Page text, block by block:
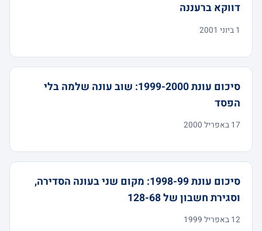
דווקא ברעננה
1 ביוני 2001
סיכום עונת 1999-2000: שוב עונה שלמה בלי
הפסד
17 באפריל 2000
סיכום עונת 1998-99: מקום שני בעונה הסדירה,
וסגירת חשבון של 128-68
12 באפריל 1999